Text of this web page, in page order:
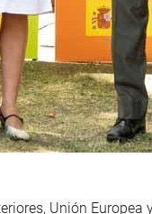
Unión Europea